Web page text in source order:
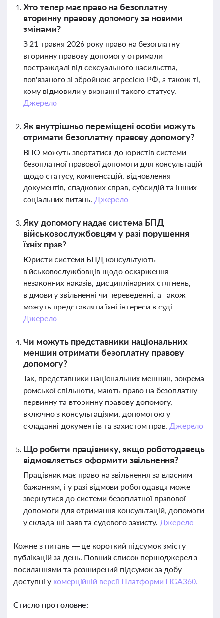
Хто тепер має право на безоплатну
вторинну правову допомогу за новими
змінами?
З 21 травня 2026 року право на безоплатну
вторинну правову допомогу отримали
постраждалі від сексуального насильства,
пов'язаного зі збройною агресією РФ, а також ті,
кому відмовили у визнанні такого статусу.
Джерело
Як внутрішньо переміщені особи можуть
отримати безоплатну правову допомогу?
ВПО можуть звертатися до юристів системи
безоплатної правової допомоги для консультацій
щодо статусу, компенсацій, відновлення
документів, спадкових справ, субсидій та інших
соціальних питань. Джерело
Яку допомогу надає система БПД
військовослужбовцям у разі порушення
їхніх прав?
Юристи системи БПД консультують
військовослужбовців щодо оскарження
незаконних наказів, дисциплінарних стягнень,
відмови у звільненні чи переведенні, а також
можуть представляти їхні інтереси в суді.
Джерело
Чи можуть представники національних
меншин отримати безоплатну правову
допомогу?
Так, представники національних меншин, зокрема
ромської спільноти, мають право на безоплатну
первинну та вторинну правову допомогу,
включно з консультаціями, допомогою у
складанні документів та захистом прав. Джерело
Що робити працівнику, якщо роботодавець
відмовляється оформити звільнення?
Працівник має право на звільнення за власним
бажанням, і у разі відмови роботодавця може
звернутися до системи безоплатної правової
допомоги для отримання консультацій, допомоги
у складанні заяв та судового захисту. Джерело
Кожне з питань — це короткий підсумок змісту
публікацій за день. Повний список першоджерел з
посиланнями та розширений підсумок за добу
доступні у комерційній версії Платформи LIGA360.
Стисло про головне: